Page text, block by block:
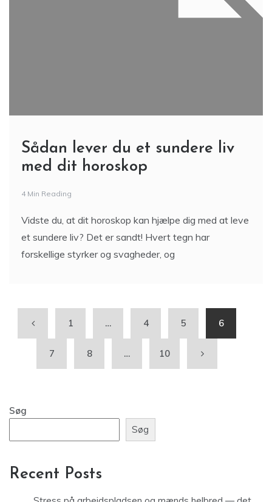
Sådan lever du et sundere liv
med dit horoskop
4 Min Reading
Vidste du, at dit horoskop kan hjælpe dig med at leve
et sundere liv? Det er sandt! Hvert tegn har
forskellige styrker og svagheder, og
1 … 4 5 6
7 8 … 10
Søg
Søg
Recent Posts